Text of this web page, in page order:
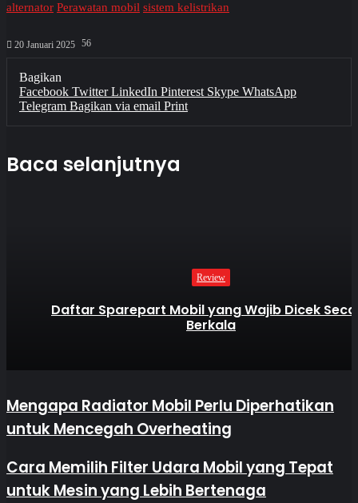
alternator Perawatan mobil sistem kelistrikan
20 Januari 2025 56
Bagikan
Facebook Twitter LinkedIn Pinterest Skype WhatsApp
Telegram Bagikan via email Print
Baca selanjutnya
Review
Daftar Sparepart Mobil yang Wajib Dicek
Berkala
Mengapa Radiator Mobil Perlu Diperhatikan
untuk Mencegah Overheating
Cara Memilih Filter Udara Mobil yang Tepat
untuk Mesin yang Lebih Bertenaga